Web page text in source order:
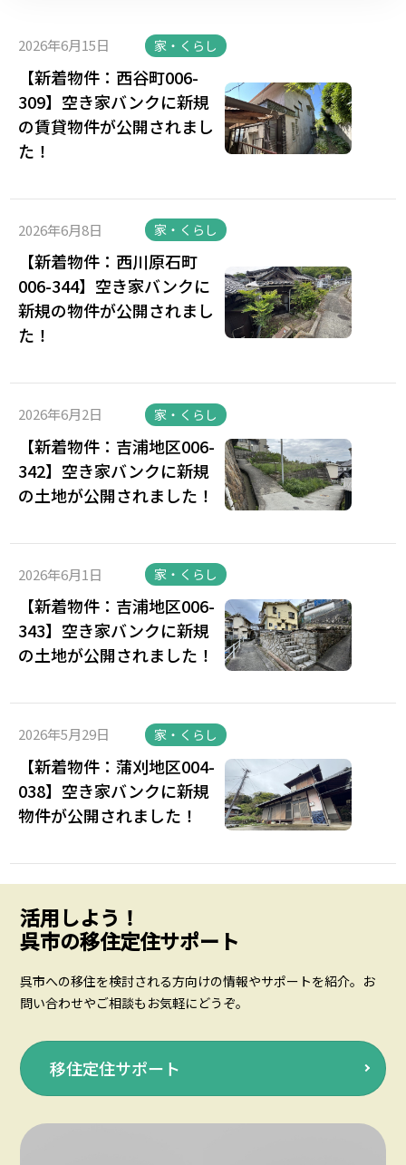
2026年6月15日 家・くらし
【新着物件：西谷町006-
309】空き家バンクに新規
の賃貸物件が公開されまし
た！
2026年6月8日 家・くらし
【新着物件：西川原石町
006-344】空き家バンクに
新規の物件が公開されまし
た！
2026年6月2日 家・くらし
【新着物件：吉浦地区006-
342】空き家バンクに新規
の土地が公開されました！
2026年6月1日 家・くらし
【新着物件：吉浦地区006-
343】空き家バンクに新規
の土地が公開されました！
2026年5月29日 家・くらし
【新着物件：蒲刈地区004-
038】空き家バンクに新規
物件が公開されました！
活用しよう！
呉市の移住定住サポート
呉市への移住を検討される方向けの情報やサポートを紹介。お
問い合わせやご相談もお気軽にどうぞ。
移住定住サポート